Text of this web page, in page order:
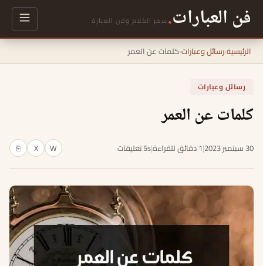
فن العبارات. سحر الكلام وفن العبارة
الرئيسية›رسائل وعبارات›كلمات عن العمر
رسائل وعبارات
كلمات عن العمر
30 سبتمبر 2023 |1 دقائق للقراءة |5s تعليقات W
X
⎘